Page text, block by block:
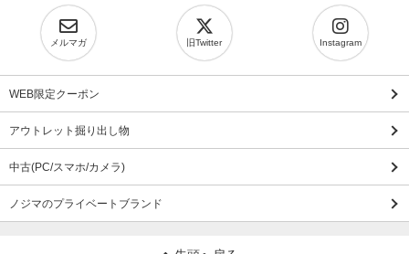
メルマガ 旧Twitter Instagram
WEB限定クーポン
アウトレット掘り出し物
中古(PC/スマホ/カメラ)
ノジマのプライベートブランド